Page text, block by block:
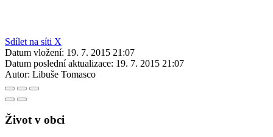
Sdílet na síti X
Datum vložení: 19. 7. 2015 21:07
Datum poslední aktualizace: 19. 7. 2015 21:07
Autor: Libuše Tomasco
Život v obci